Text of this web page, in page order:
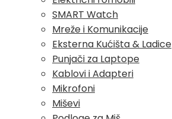
SMART Watch
Mreže i Komunikacije
Eksterna Kućišta & Ladice
Punjači za Laptope
Kablovi i Adapteri
Mikrofoni
Miševi